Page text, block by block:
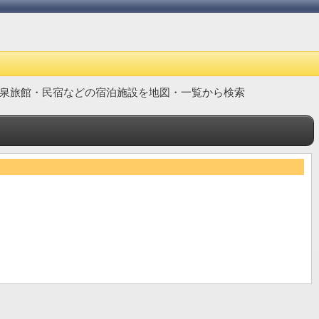
旅館・民宿などの宿泊施設を地図・一覧から検索